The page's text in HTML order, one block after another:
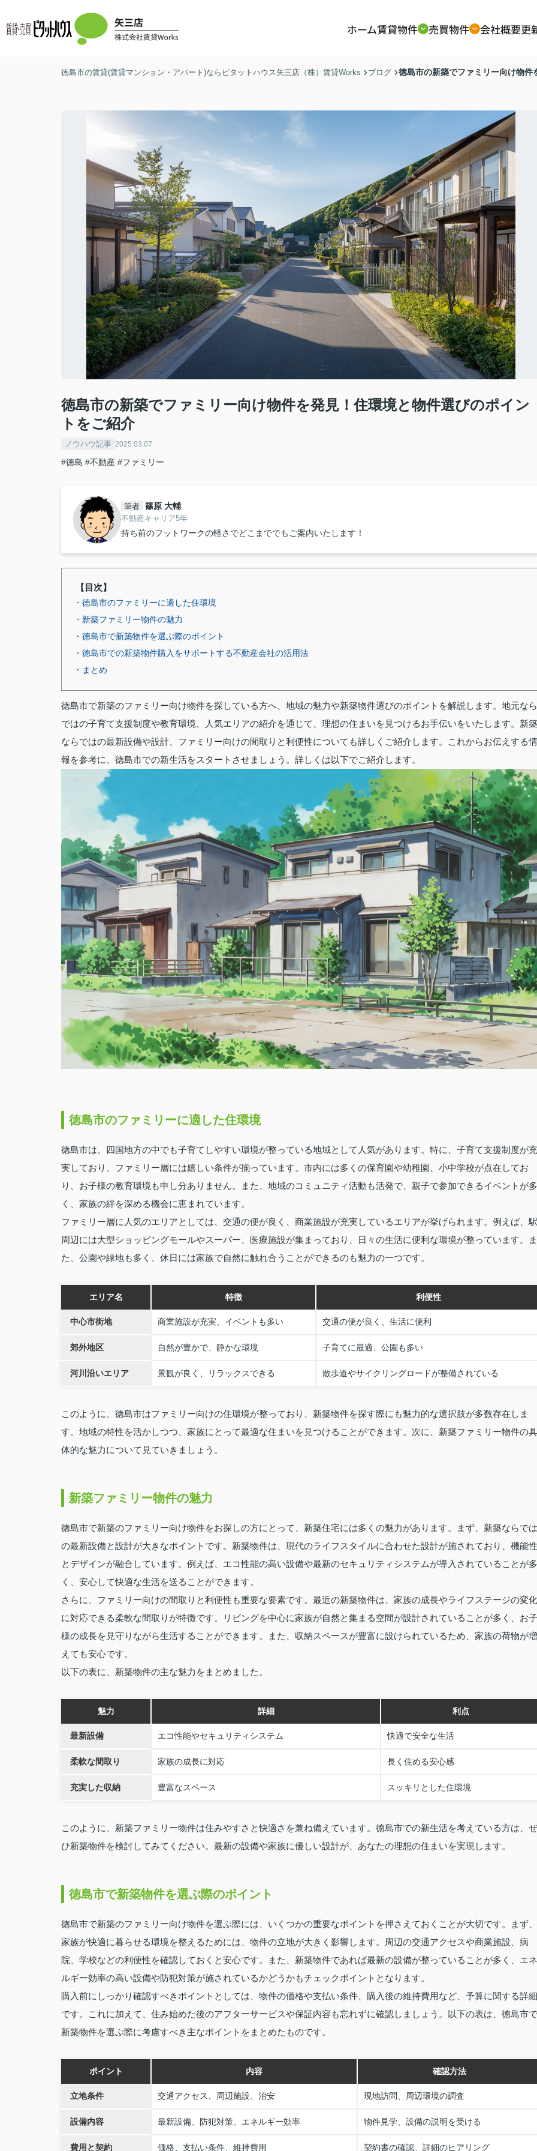
ホーム賃貸物件 売買物件 会社概要更
徳島市の賃貸(賃貸マンション・アパート)ならピタットハウス矢三店（株）賃貸Works ブログ 徳島市の新築でファミリー向け物
徳島市の新築でファミリー向け物件を発見！住環境と物件選びのポイン
トをご紹介
ノウハウ記事 2025.03.07
#徳島 #不動産 #ファミリー
筆者 篠原 大輔
不動産キャリア5年
持ち前のフットワークの軽さでどこまででもご案内いたします！
【目次】
・徳島市のファミリーに適した住環境
・新築ファミリー物件の魅力
・徳島市で新築物件を選ぶ際のポイント
・徳島市での新築物件購入をサポートする不動産会社の活用法
・まとめ
徳島市で新築のファミリー向け物件を探している方へ、地域の魅力や新築物件選びのポイントを解説します。地元なら
ではの子育て支援制度や教育環境、人気エリアの紹介を通じて、理想の住まいを見つけるお手伝いをいたします。新築
ならではの最新設備や設計、ファミリー向けの間取りと利便性についても詳しくご紹介します。これからお伝えする情
報を参考に、徳島市での新生活をスタートさせましょう。詳しくは以下でご紹介します。
徳島市のファミリーに適した住環境
徳島市は、四国地方の中でも子育てしやすい環境が整っている地域として人気があります。特に、子育て支援制度が充
実しており、ファミリー層には嬉しい条件が揃っています。市内には多くの保育園や幼稚園、小中学校が点在してお
り、お子様の教育環境も申し分ありません。また、地域のコミュニティ活動も活発で、親子で参加できるイベントが多
く、家族の絆を深める機会に恵まれています。
ファミリー層に人気のエリアとしては、交通の便が良く、商業施設が充実しているエリアが挙げられます。例えば、駅
周辺には大型ショッピングモールやスーパー、医療施設が集まっており、日々の生活に便利な環境が整っています。ま
た、公園や緑地も多く、休日には家族で自然に触れ合うことができるのも魅力の一つです。
エリア名 特徴 利便性
中心市街地 商業施設が充実、イベントも多い 交通の便が良く、生活に便利
郊外地区 自然が豊かで、静かな環境 子育てに最適、公園も多い
河川沿いエリア 景観が良く、リラックスできる 散歩道やサイクリングロードが整備されている
このように、徳島市はファミリー向けの住環境が整っており、新築物件を探す際にも魅力的な選択肢が多数存在しま
す。地域の特性を活かしつつ、家族にとって最適な住まいを見つけることができます。次に、新築ファミリー物件の具
体的な魅力について見ていきましょう。
新築ファミリー物件の魅力
徳島市で新築のファミリー向け物件をお探しの方にとって、新築住宅には多くの魅力があります。まず、新築ならでは
の最新設備と設計が大きなポイントです。新築物件は、現代のライフスタイルに合わせた設計が施されており、機能性
とデザインが融合しています。例えば、エコ性能の高い設備や最新のセキュリティシステムが導入されていることが多
く、安心して快適な生活を送ることができます。
さらに、ファミリー向けの間取りと利便性も重要な要素です。最近の新築物件は、家族の成長やライフステージの変化
に対応できる柔軟な間取りが特徴です。リビングを中心に家族が自然と集まる空間が設計されていることが多く、お子
様の成長を見守りながら生活することができます。また、収納スペースが豊富に設けられているため、家族の荷物が増
えても安心です。
以下の表に、新築物件の主な魅力をまとめました。
魅力 詳細 利点
最新設備 エコ性能やセキュリティシステム 快適で安全な生活
柔軟な間取り 家族の成長に対応 長く住める安心感
充実した収納 豊富なスペース スッキリとした住環境
このように、新築ファミリー物件は住みやすさと快適さを兼ね備えています。徳島市での新生活を考えている方は、ぜ
ひ新築物件を検討してみてください。最新の設備や家族に優しい設計が、あなたの理想の住まいを実現します。
徳島市で新築物件を選ぶ際のポイント
徳島市で新築のファミリー向け物件を選ぶ際には、いくつかの重要なポイントを押さえておくことが大切です。まず、
家族が快適に暮らせる環境を整えるためには、物件の立地が大きく影響します。周辺の交通アクセスや商業施設、病
院、学校などの利便性を確認しておくと安心です。また、新築物件であれば最新の設備が整っていることが多く、エネ
ルギー効率の高い設備や防犯対策が施されているかどうかもチェックポイントとなります。
購入前にしっかり確認すべきポイントとしては、物件の価格や支払い条件、購入後の維持費用など、予算に関する詳細
です。これに加えて、住み始めた後のアフターサービスや保証内容も忘れずに確認しましょう。以下の表は、徳島市で
新築物件を選ぶ際に考慮すべき主なポイントをまとめたものです。
ポイント 内容 確認方法
立地条件 交通アクセス、周辺施設、治安 現地訪問、周辺環境の調査
設備内容 最新設備、防犯対策、エネルギー効率 物件見学、設備の説明を受ける
費用と契約 価格、支払い条件、維持費用 契約書の確認、詳細のヒアリング